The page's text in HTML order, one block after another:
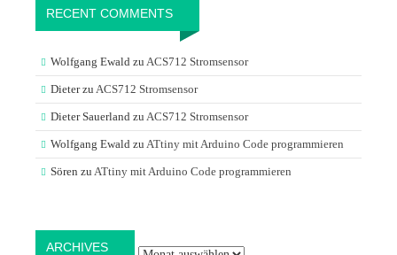
RECENT COMMENTS
Wolfgang Ewald zu ACS712 Stromsensor
Dieterzu ACS712 Stromsensor
Dieter Sauerland zu ACS712 Stromsensor
Wolfgang Ewald zu ATtiny mit Arduino Code programmieren
Sören zu ATtiny mit Arduino Code programmieren
ARCHIVES